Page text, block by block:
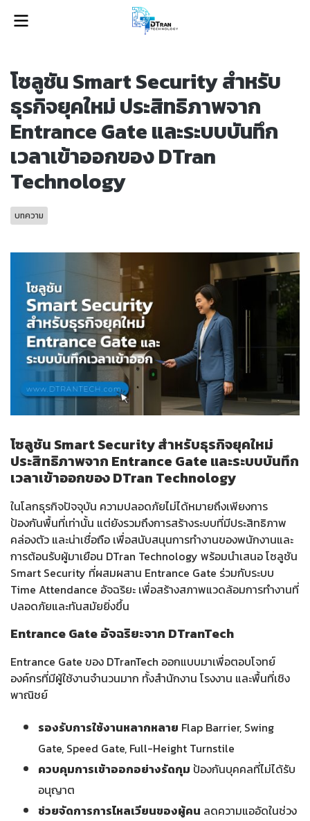
โซลูชัน Smart Security สำหรับ
ธุรกิจยุคใหม่ ประสิทธิภาพจาก
Entrance Gate และระบบบันทึก
เวลาเข้าออกของ DTran
Technology
บทความ
โซลูชัน Smart Security สำหรับธุรกิจยุคใหม่
ประสิทธิภาพจาก Entrance Gate และระบบบันทึก
เวลาเข้าออกของ DTran Technology
ในโลกธุรกิจปัจจุบัน ความปลอดภัยไม่ได้หมายถึงเพียงการ
ป้องกันพื้นที่เท่านั้น แต่ยังรวมถึงการสร้างระบบที่มีประสิทธิภาพ
คล่องตัว และน่าเชื่อถือ เพื่อสนับสนุนการทำงานของพนักงานและ
การต้อนรับผู้มาเยือน DTran Technology พร้อมนำเสนอ โซลูชัน
Smart Security ที่ผสมผสาน Entrance Gate ร่วมกับระบบ
Time Attendance อัจฉริยะ เพื่อสร้างสภาพแวดล้อมการทำงานที่
ปลอดภัยและทันสมัยยิ่งขึ้น
Entrance Gate อัจฉริยะจาก DTranTech
Entrance Gate ของ DTranTech ออกแบบมาเพื่อตอบโจทย์
องค์กรที่มีผู้ใช้งานจำนวนมาก ทั้งสำนักงาน โรงงาน และพื้นที่เชิง
พาณิชย์
รองรับการใช้งานหลากหลาย Flap Barrier, Swing
Gate, Speed Gate, Full-Height Turnstile
ควบคุมการเข้าออกอย่างรัดกุม ป้องกันบุคคลที่ไม่ได้รับ
อนุญาต
ช่วยจัดการการไหลเวียนของผู้คน ลดความแออัดในช่วง